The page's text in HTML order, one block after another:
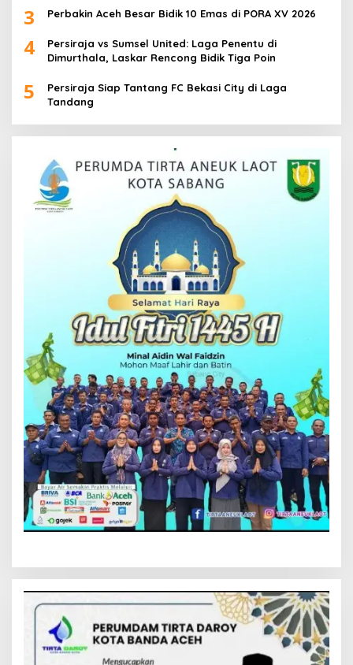
3 Perbakin Aceh Besar Bidik 10 Emas di PORA XV 2026
4
Persiraja vs Sumsel United: Laga Penentu di
Dimurthala, Laskar Rencong Bidik Tiga Poin
5
Persiraja Siap Tantang FC Bekasi City di Laga
Tandang